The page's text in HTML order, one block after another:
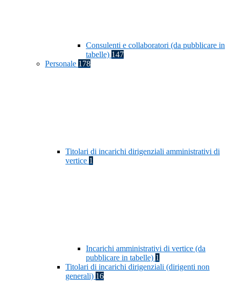
Consulenti e collaboratori (da pubblicare in
tabelle) 147
Personale 178
Titolari di incarichi dirigenziali amministrativi di
vertice 1
Incarichi amministrativi di vertice (da
pubblicare in tabelle) 1
Titolari di incarichi dirigenziali (dirigenti non
generali) 16